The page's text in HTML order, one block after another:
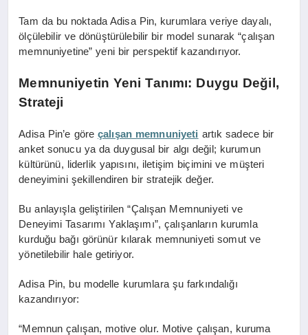
Tam da bu noktada Adisa Pin, kurumlara veriye dayalı,
ölçülebilir ve dönüştürülebilir bir model sunarak “çalışan
memnuniyetine” yeni bir perspektif kazandırıyor.
Memnuniyetin Yeni Tanımı: Duygu Değil,
Strateji
Adisa Pin’e göreçalışan memnuniyeti artık sadece bir
anket sonucu ya da duygusal bir algı değil; kurumun
kültürünü, liderlik yapısını, iletişim biçimini ve müşteri
deneyimini şekillendiren bir stratejik değer.
Bu anlayışla geliştirilen “Çalışan Memnuniyeti ve
Deneyimi Tasarımı Yaklaşımı”, çalışanların kurumla
kurduğu bağı görünür kılarak memnuniyeti somut ve
yönetilebilir hale getiriyor.
Adisa Pin, bu modelle kurumlara şu farkındalığı
kazandırıyor:
“Memnun çalışan, motive olur. Motive çalışan, kuruma